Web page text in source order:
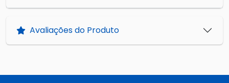
Avaliações do Produto